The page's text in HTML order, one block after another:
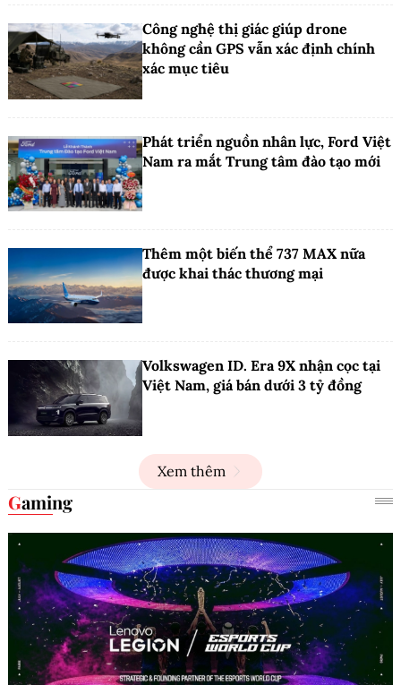
Công nghệ thị giác giúp drone
không cần GPS vẫn xác định chính
xác mục tiêu
Phát triển nguồn nhân lực, Ford Việt
Nam ra mắt Trung tâm đào tạo mới
Thêm một biến thể 737 MAX nữa
được khai thác thương mại
Volkswagen ID. Era 9X nhận cọc tại
Việt Nam, giá bán dưới 3 tỷ đồng
Xem thêm
Gaming